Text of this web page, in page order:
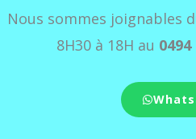
Nous sommes joignables
8H30 à 18H au 0494